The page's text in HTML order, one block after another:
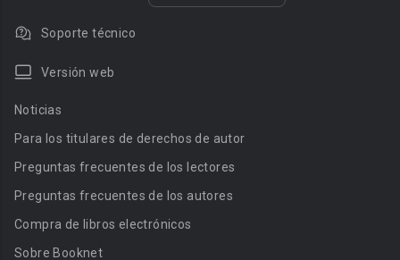
Soporte técnico
Versión web
Noticias
Para los titulares de derechos de autor
Preguntas frecuentes de los lectores
Preguntas frecuentes de los autores
Compra de libros electrónicos
Sobre Booknet